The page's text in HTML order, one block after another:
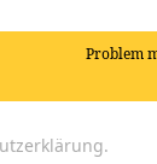
Problem